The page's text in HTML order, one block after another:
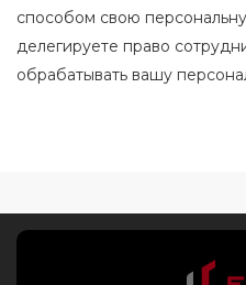
способом свою
делегируете право
обрабатывать вашу